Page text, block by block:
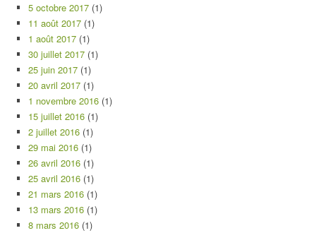
5 octobre 2017 (1)
11 août 2017 (1)
1 août 2017 (1)
30 juillet 2017 (1)
25 juin 2017 (1)
20 avril 2017 (1)
1 novembre 2016 (1)
15 juillet 2016 (1)
2 juillet 2016 (1)
29 mai 2016 (1)
26 avril 2016 (1)
25 avril 2016 (1)
21 mars 2016 (1)
13 mars 2016 (1)
8 mars 2016 (1)